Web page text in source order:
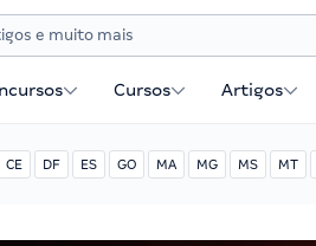
Cursos Artigos
CE DF ES GO MA MG MS MT